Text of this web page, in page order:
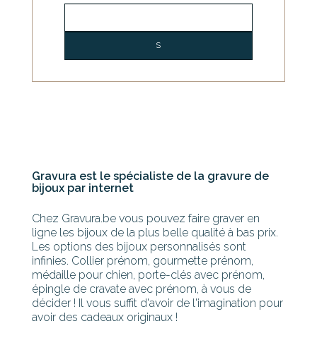
Gravura est le spécialiste de la gravure de
bijoux par internet
Chez Gravura.be vous pouvez faire graver en
ligne les bijoux de la plus belle qualité à bas prix.
Les options des bijoux personnalisés sont
infinies. Collier prénom, gourmette prénom,
médaille pour chien, porte-clés avec prénom,
épingle de cravate avec prénom, à vous de
décider ! Il vous suffit d'avoir de l'imagination pour
avoir des cadeaux originaux !